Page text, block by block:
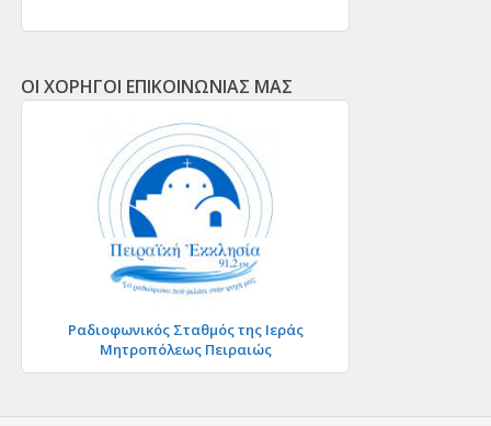
ΟΙ ΧΟΡΗΓΟΙ ΕΠΙΚΟΙΝΩΝΙΑΣ ΜΑΣ
Ραδιοφωνικός Σταθμός της Ιεράς
Μητροπόλεως Πειραιώς